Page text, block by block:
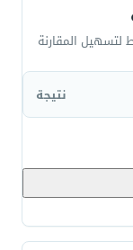
لتسهيل المقارنة
نتيجة